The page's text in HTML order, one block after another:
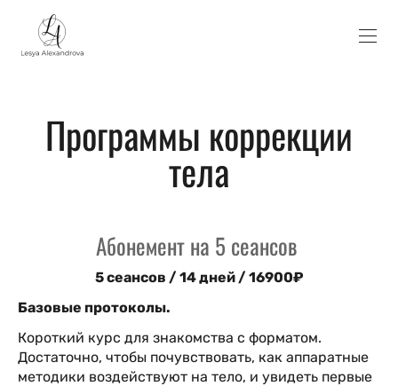
Программы коррекции
тела
Абонемент на 5 сеансов
5 сеансов / 14 дней / 16900₽
Базовые протоколы.
Короткий курс для знакомства с форматом.
Достаточно, чтобы почувствовать, как аппаратные
методики воздействуют на тело, и увидеть первые